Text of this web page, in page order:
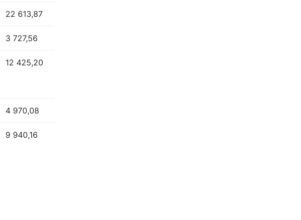
22 613,87
3 727,56
12 425,20
4 970,08
9 940,16